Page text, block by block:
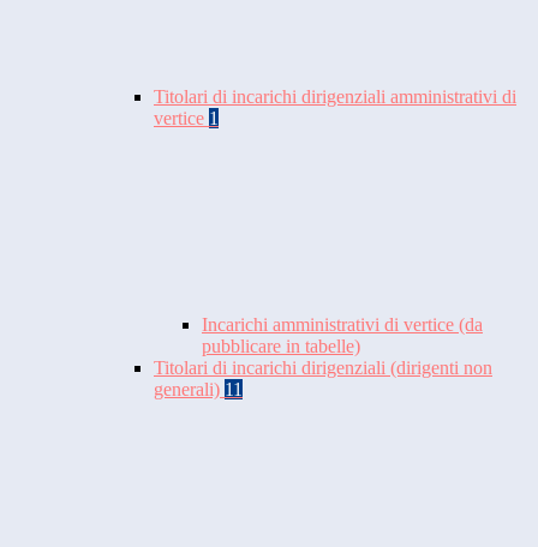
Titolari di incarichi dirigenziali amministrativi di
vertice 1
Incarichi amministrativi di vertice (da
pubblicare in tabelle)
Titolari di incarichi dirigenziali (dirigenti non
generali) 11